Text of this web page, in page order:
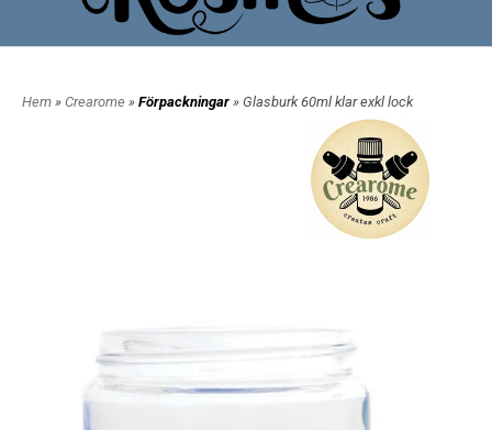
Hem » Crearome » Förpackningar » Glasburk 60ml klar exkl lock